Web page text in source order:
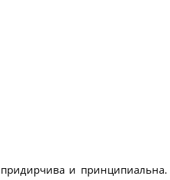
и принципиальна.